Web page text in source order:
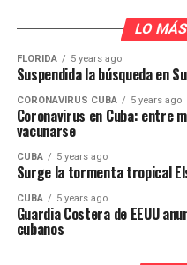
LO
FLORIDA 5 years ago
Suspendida la búsqueda en
CORONAVIRUS CUBA 5 years ago
Coronavirus en Cuba: entre
vacunarse
CUBA 5 years ago
Surge la tormenta tropical
CUBA 5 years ago
Guardia Costera de EEUU
cubanos